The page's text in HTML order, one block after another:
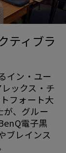
ティブラ
イン・ユー
レックス・チ
フォート大
が、グルー
電子黒
ブレインス